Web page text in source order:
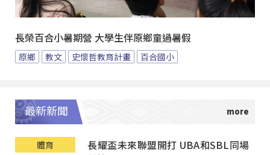
長榮百合小暑期營 大學生伴原鄉童過暑假
原鄉 教文 史懷哲教育計畫 百合國小
最新新聞
體育
長耀盃未來聯盟開打 UBA和SBL同場